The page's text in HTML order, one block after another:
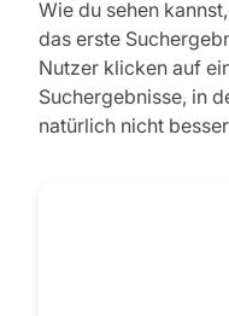
Wie du sehen
das erste
Nutzer klicken auf
Suchergebnisse, in
natürlich nicht